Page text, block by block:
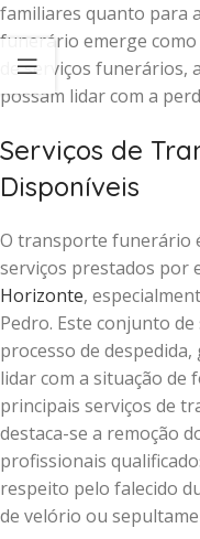
familiares quanto para
funerário emerge como
de serviços
possam lidar com a
Serviços de
Disponíveis
O transporte funerário
serviços prestados por
Horizonte,
Pedro. Este conjunto
processo de
lidar com a situação de
principais serviços de
destaca-se a remoção
profissionais
respeito pelo falecido
de velório ou